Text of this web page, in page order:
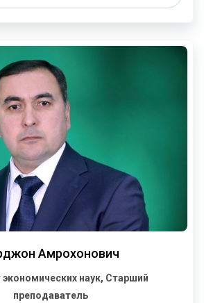
Амрохонович
экономических наук, Старший
преподаватель